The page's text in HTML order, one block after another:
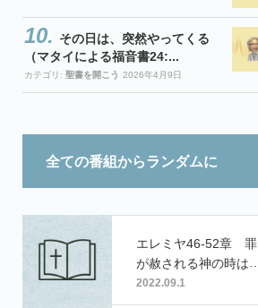
その日は、突然やってくる
（マタイによる福音書24:...
カテゴリ: 聖書を開こう 2026年4月9日
全ての番組からランダムに
エレミヤ46-52章 罪
が赦される神の時は必
ず来る
2022.09.1